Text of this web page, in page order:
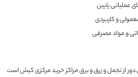
عملیاتی پایین
و کاربردی
و مواد مصرفی
دور از تجمل و زرق و برق مراکز خرید مرکزی کیش است